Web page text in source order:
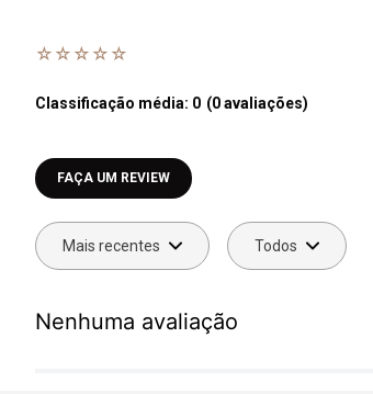
☆ ☆ ☆ ☆ ☆
Classificação média: 0 (0 avaliações)
Faça login para escrever uma avaliação.
Mais recentes Todos
Nenhuma avaliação